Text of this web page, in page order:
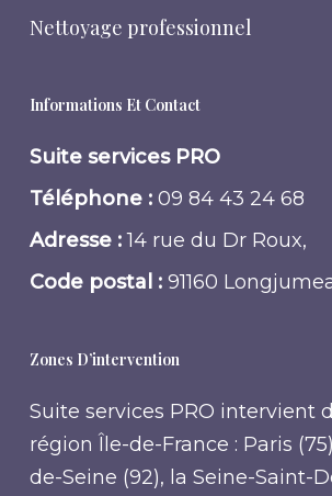
Nettoyage professionnel
Informations Et Contact
Suite services PRO
Téléphone :09 84 43 24 68
Adresse :14 rue du Dr Roux,
Code postal : 91160
Zones D’intervention
Suite services PRO intervient
région Île-de-France : Paris
de-Seine (92), la Seine-Saint-